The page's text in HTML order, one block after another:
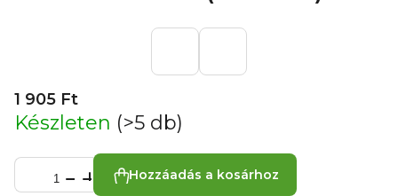
1 905 Ft
Készleten (>5 db)
Hozzáadás a kosárhoz